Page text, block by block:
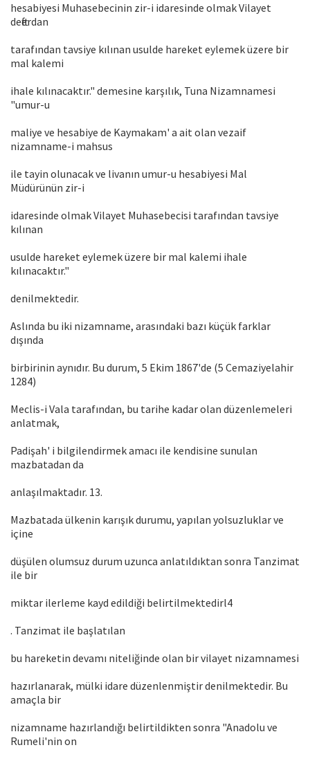
hesabiyesi Muhasebecinin zir-i idaresinde olmak Vilayet
defterdan
tarafından tavsiye kılınan usulde hareket eylemek üzere bir
mal kalemi
ihale kılınacaktır." demesine karşılık, Tuna Nizamnamesi
"umur-u
maliye ve hesabiye de Kaymakam' a ait olan vezaif
nizamname-i mahsus
ile tayin olunacak ve livanın umur-u hesabiyesi Mal
Müdürünün zir-i
idaresinde olmak Vilayet Muhasebecisi tarafından tavsiye
kılınan
usulde hareket eylemek üzere bir mal kalemi ihale
kılınacaktır."
denilmektedir.
Aslında bu iki nizamname, arasındaki bazı küçük farklar
dışında
birbirinin aynıdır. Bu durum, 5 Ekim 1867'de (5 Cemaziyelahir
1284)
Meclis-i Vala tarafından, bu tarihe kadar olan düzenlemeleri
anlatmak,
Padişah' i bilgilendirmek amacı ile kendisine sunulan
mazbatadan da
anlaşılmaktadır. 13.
Mazbatada ülkenin karışık durumu, yapılan yolsuzluklar ve
içine
düşülen olumsuz durum uzunca anlatıldıktan sonra Tanzimat
ile bir
miktar ilerleme kayd edildiği belirtilmektedirl4
. Tanzimat ile başlatılan
bu hareketin devamı niteliğinde olan bir vilayet nizamnamesi
hazırlanarak, mülki idare düzenlenmiştir denilmektedir. Bu
amaçla bir
nizamname hazırlandığı belirtildikten sonra "Anadolu ve
Rumeli'nin on